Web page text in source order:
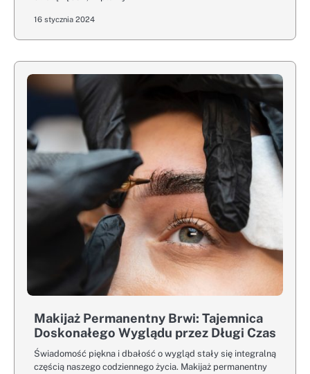
16 stycznia 2024
Makijaż Permanentny Brwi: Tajemnica
Doskonałego Wyglądu przez Długi Czas
Świadomość piękna i dbałość o wygląd stały się integralną
częścią naszego codziennego życia. Makijaż permanentny